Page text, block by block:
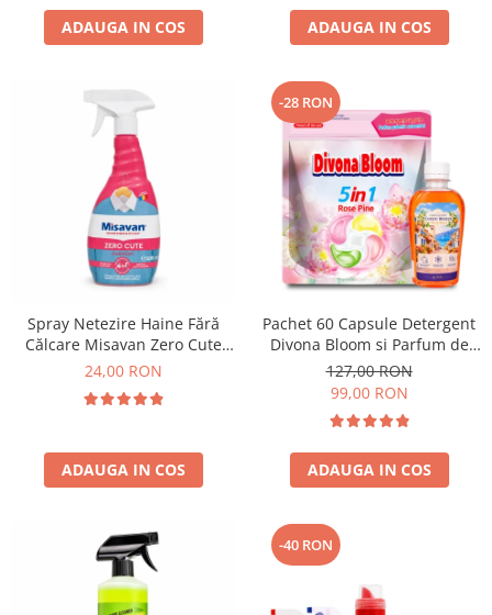
ADAUGA IN COS ADAUGA IN COS
Spray Netezire Haine Fără
Călcare Misavan Zero Cute
Harmony Parfum Discret 500
24,00 RON
ADAUGA IN COS
-28 RON
Pachet 60 Capsule Detergent
Divona Bloom si Parfum de
Rufe Corfu Breeze by Delia
200 ml
127,00 RON
99,00 RON
ADAUGA IN COS
-40 RON